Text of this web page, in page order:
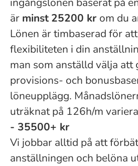
är minst 25200 kr om du
Lönen är timbaserad för
flexibiliteten i din
man som anställd välja att
provisions- och
löneupplägg.
uträknat på 126h/m
- 35500+ kr
Vi jobbar alltid på att
anställningen och belöna